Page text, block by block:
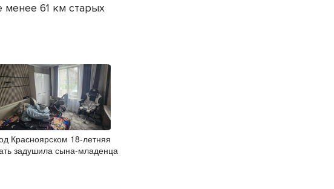
менее 61 км старых
Красноярском 18-летняя
задушила сына-младенца